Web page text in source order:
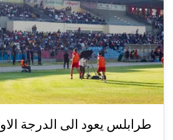
طرابلس يعود الى الدرجة